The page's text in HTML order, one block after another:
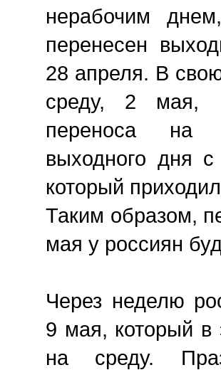
нерабочим
перенесен
28 апреля. В
среду, 2 мая,
переноса на
выходного дня
который
Таким образом,
мая у россиян
Через неделю
9 мая, который в
на среду.